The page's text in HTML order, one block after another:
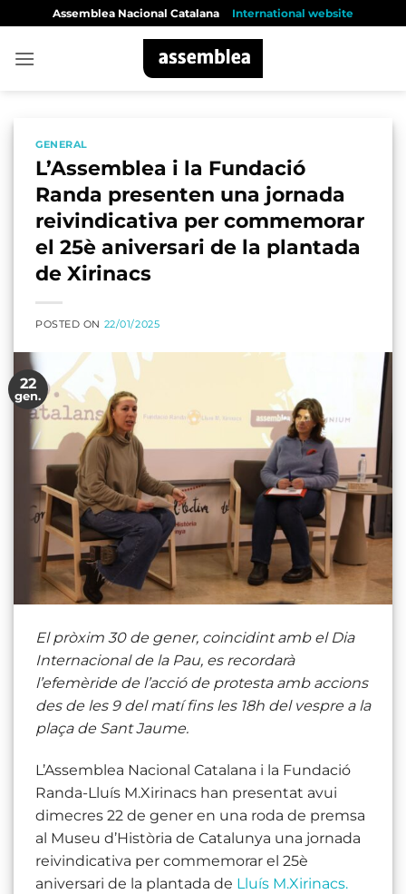
content
Assemblea Nacional Catalana International website
GENERAL
L’Assemblea i la Fundació
Randa presenten una jornada
reivindicativa per commemorar
el 25è aniversari de la plantada
de Xirinacs
POSTED ON 22/01/2025
22
gen.
El pròxim 30 de gener, coincidint amb el Dia
Internacional de la Pau, es recordarà
l’efemèride de l’acció de protesta amb accions
des de les 9 del matí fins les 18h del vespre a la
plaça de Sant Jaume.
L’Assemblea Nacional Catalana i la Fundació
Randa-Lluís M.Xirinacs han presentat avui
dimecres 22 de gener en una roda de premsa
al Museu d’Història de Catalunya una jornada
reivindicativa per commemorar el 25è
aniversari de la plantada de Lluís M.Xirinacs.